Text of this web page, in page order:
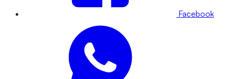
Facebook